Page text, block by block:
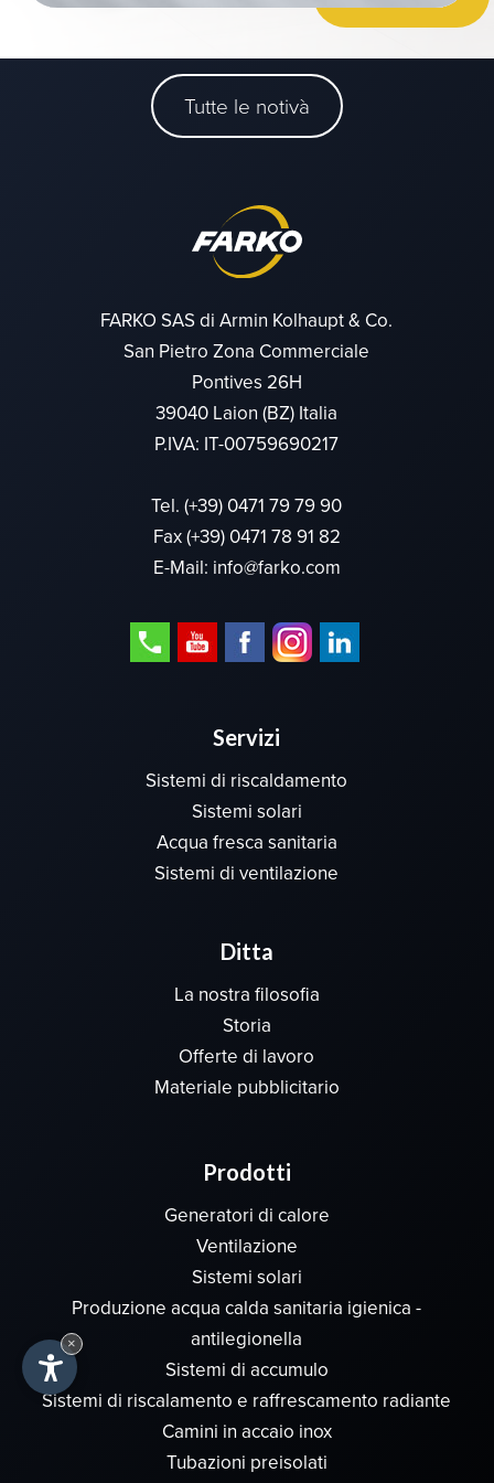
Tutte le notivà
FARKO SAS di Armin Kolhaupt & Co.
San Pietro Zona Commerciale
Pontives 26H
39040 Laion (BZ) Italia
P.IVA: IT-00759690217
Tel.(+39) 0471 79 79 90
Fax (+39) 0471 78 91 82
E-Mail: info@farko.com
Servizi
Sistemi di riscaldamento
Sistemi solari
Acqua fresca sanitaria
Sistemi di ventilazione
Ditta
La nostra filosofia
Storia
Offerte di lavoro
Materiale pubblicitario
Prodotti
Generatori di calore
Ventilazione
Sistemi solari
Produzione acqua calda sanitaria igienica -
antilegionella
Sistemi di accumulo
Sistemi di riscalamento e raffrescamento radiante
Camini in accaio inox
Tubazioni preisolati
×